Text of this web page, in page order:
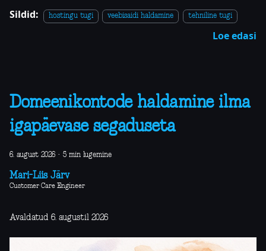
Sildid: hostingu tugi veebisaidi haldamine tehniline tugi
Loe edasi
Domeenikontode haldamine ilma
igapäevase segaduseta
6. august 2026 · 5 min lugemine
Mari-Liis Järv
Customer Care Engineer
Avaldatud 6. augustil 2026